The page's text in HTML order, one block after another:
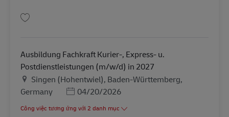
Ausbildung Fachkraft Kurier-, Express- u.
Postdienstleistungen (m/w/d) in 2027
Địa điểm
Singen (Hohentwiel), Baden-Württemberg,
Germany
Posted Date
04/20/2026
Công việc tương ứng với 2 danh mục